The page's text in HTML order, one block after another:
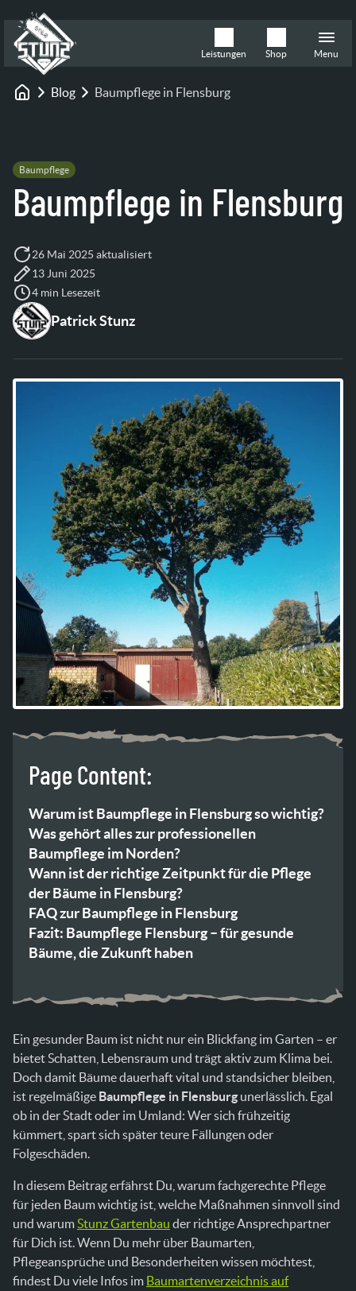
Leistungen Shop Menu
Startseite
Blog Baumpflege in Flensburg
Baumpflege
Baumpflege in Flensburg
26 Mai 2025 aktualisiert
13 Juni 2025
4 min Lesezeit
Patrick Stunz
Page Content:
Warum ist Baumpflege in Flensburg so wichtig?
Was gehört alles zur professionellen
Baumpflege im Norden?
Wann ist der richtige Zeitpunkt für die Pflege
der Bäume in Flensburg?
FAQ zur Baumpflege in Flensburg
Fazit: Baumpflege Flensburg – für gesunde
Bäume, die Zukunft haben
Ein gesunder Baum ist nicht nur ein Blickfang im Garten – er
bietet Schatten, Lebensraum und trägt aktiv zum Klima bei.
Doch damit Bäume dauerhaft vital und standsicher bleiben,
ist regelmäßige Baumpflege in Flensburg unerlässlich. Egal
ob in der Stadt oder im Umland: Wer sich frühzeitig
kümmert, spart sich später teure Fällungen oder
Folgeschäden.
In diesem Beitrag erfährst Du, warum fachgerechte Pflege
für jeden Baum wichtig ist, welche Maßnahmen sinnvoll sind
und warum Stunz Gartenbau der richtige Ansprechpartner
für Dich ist. Wenn Du mehr über Baumarten,
Pflegeansprüche und Besonderheiten wissen möchtest,
findest Du viele Infos im Baumartenverzeichnis auf